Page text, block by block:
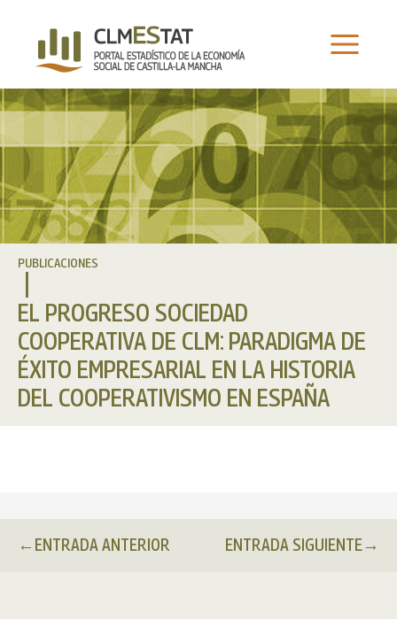
PUBLICACIONES
EL PROGRESO SOCIEDAD
COOPERATIVA DE CLM: PARADIGMA DE
ÉXITO EMPRESARIAL EN LA HISTORIA
DEL COOPERATIVISMO EN ESPAÑA
← ENTRADA ANTERIOR ENTRADA SIGUIENTE→